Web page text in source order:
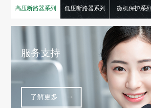
高压断路器系列 低压断路器系列 微机保护系列
服务支持
了解更多